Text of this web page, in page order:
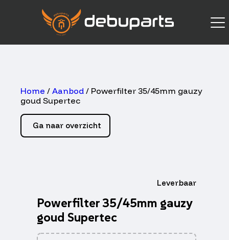
Home / Aanbod / Powerfilter 35/45mm gauzy
goud Supertec
Ga naar overzicht
Leverbaar
Powerfilter 35/45mm gauzy
goud Supertec